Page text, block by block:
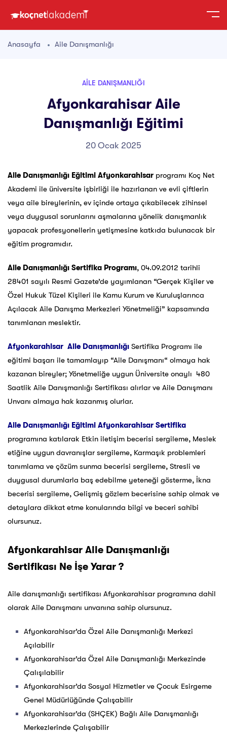
Anasayfa Aile Danışmanlığı
AILE DANIŞMANLIĞI
Afyonkarahisar Aile
Danışmanlığı Eğitimi
20 Ocak 2025
Aile Danışmanlığı Eğitimi Afyonkarahisar programı Koç Net
Akademi ile üniversite işbirliği ile hazırlanan ve evli çiftlerin
veya aile bireylerinin, ev içinde ortaya çıkabilecek zihinsel
veya duygusal sorunlarını aşmalarına yönelik danışmanlık
yapacak profesyonellerin yetişmesine katkıda bulunacak bir
eğitim programıdır.
Aile Danışmanlığı Sertifika Programı, 04.09.2012 tarihli
28401 sayılı Resmi Gazete’de yayımlanan “Gerçek Kişiler ve
Özel Hukuk Tüzel Kişileri ile Kamu Kurum ve Kuruluşlarınca
Açılacak Aile Danışma Merkezleri Yönetmeliği” kapsamında
tanımlanan meslektir.
Afyonkarahisar Aile Danışmanlığı Sertifika Programı ile
eğitimi başarı ile tamamlayıp “Aile Danışmanı“ olmaya hak
kazanan bireyler; Yönetmeliğe uygun Üniversite onaylı 480
Saatlik Aile Danışmanlığı Sertifikası alırlar ve Aile Danışmanı
Unvanı almaya hak kazanmış olurlar.
Aile Danışmanlığı Eğitimi Afyonkarahisar Sertifika
programına katılarak Etkin iletişim becerisi sergileme, Meslek
etiğine uygun davranışlar sergileme, Karmaşık problemleri
tanımlama ve çözüm sunma becerisi sergileme, Stresli ve
duygusal durumlarla baş edebilme yeteneği gösterme, İkna
becerisi sergileme, Gelişmiş gözlem becerisine sahip olmak ve
detaylara dikkat etme konularında bilgi ve beceri sahibi
olursunuz.
Afyonkarahisar Aile Danışmanlığı
Sertifikası Ne İşe Yarar ?
Aile danışmanlığı sertifikası Afyonkarahisar programına dahil
olarak Aile Danışmanı unvanına sahip olursunuz.
Afyonkarahisar’da Özel Aile Danışmanlığı Merkezi
Açılabilir
Afyonkarahisar’da Özel Aile Danışmanlığı Merkezinde
Çalışılabilir
Afyonkarahisar’da Sosyal Hizmetler ve Çocuk Esirgeme
Genel Müdürlüğünde Çalışabilir
Afyonkarahisar’da (SHÇEK) Bağlı Aile Danışmanlığı
Merkezlerinde Çalışabilir